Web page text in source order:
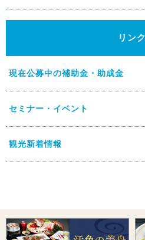
リンク
現在公募中の補助金・助成金
セミナー・イベント
観光新着情報